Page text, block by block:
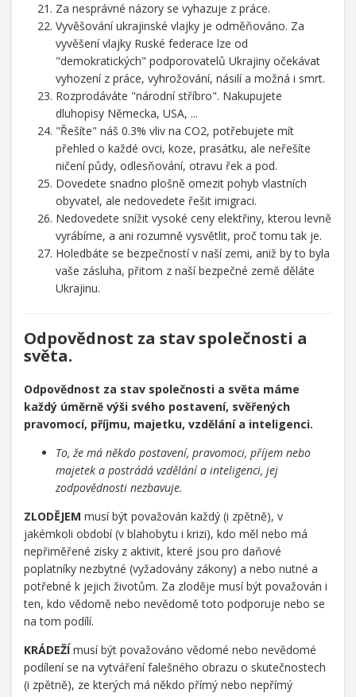
Za nesprávné názory se vyhazuje z práce.
Vyvěšování ukrajinské vlajky je odměňováno. Za
vyvěšení vlajky Ruské federace lze od
"demokratických" podporovatelů Ukrajiny očekávat
vyhození z práce, vyhrožování, násilí a možná i smrt.
Rozprodáváte "národní stříbro". Nakupujete
dluhopisy Německa, USA, ...
"Řešíte" náš 0.3% vliv na CO2, potřebujete mít
přehled o každé ovci, koze, prasátku, ale neřešíte
ničení půdy, odlesňování, otravu řek a pod.
Dovedete snadno plošně omezit pohyb vlastních
obyvatel, ale nedovedete řešit imigraci.
Nedovedete snížit vysoké ceny elektřiny, kterou levně
vyrábíme, a ani rozumně vysvětlit, proč tomu tak je.
Holedbáte se bezpečností v naší zemi, aniž by to byla
vaše zásluha, přitom z naší bezpečné země děláte
Ukrajinu.
Odpovědnost za stav společnosti a
světa.
Odpovědnost za stav společnosti a světa máme
každý úměrně výši svého postavení, svěřených
pravomocí, příjmu, majetku, vzdělání a inteligenci.
To, že má někdo postavení, pravomoci, příjem nebo
majetek a postrádá vzdělání a inteligenci, jej
zodpovědnosti nezbavuje.
ZLODĚJEM musí být považován každý (i zpětně), v
jakémkoli období (v blahobytu i krizi), kdo měl nebo má
nepřiměřené zisky z aktivit, které jsou pro daňové
poplatníky nezbytné (vyžadovány zákony) a nebo nutné a
potřebné k jejich životům. Za zloděje musí být považován i
ten, kdo vědomě nebo nevědomě toto podporuje nebo se
na tom podílí.
KRÁDEŽÍmusí být považováno vědomé nebo nevědomé
podílení se na vytváření falešného obrazu o skutečnostech
(i zpětně), ze kterých má někdo přímý nebo nepřímý